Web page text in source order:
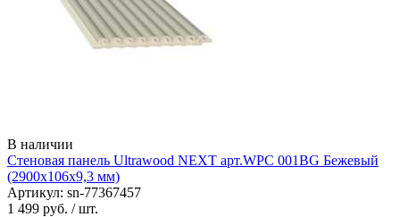
В наличии
Стеновая панель Ultrawood NEXT арт.WPC 001BG Бежевый
(2900х106х9,3 мм)
Артикул: sn-77367457
1 499 руб. / шт.